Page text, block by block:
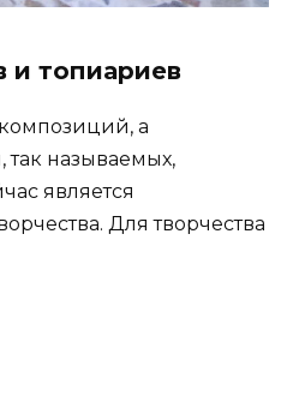
и топиариев
а
так называемых,
является
Для творчества